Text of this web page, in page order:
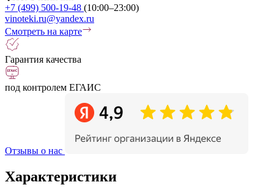
+7 (499) 500-19-48 (10:00–23:00)
vinoteki.ru@yandex.ru
Смотреть на карте
Гарантия качества
под контролем ЕГАИС
Отзывы о нас
Характеристики